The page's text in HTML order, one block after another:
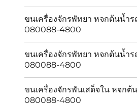
ขนเครื่องจักรพัทยา หจกต้นน้ำ
080088-4800
ขนเครื่องจักรพัทยา หจกต้นน้ำ
080088-4800
ขนเครื่องจักรพันเสด็จใน หจก
080088-4800